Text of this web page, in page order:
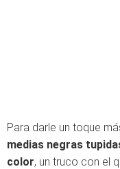
Para darle un toque
medias negras
color, un truco con el